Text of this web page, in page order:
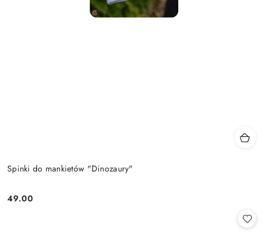
Spinki do mankietów "Dinozaury"
Cena:
49.00